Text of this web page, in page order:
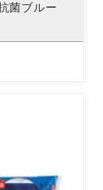
菌ブルー